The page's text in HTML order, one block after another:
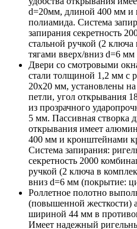
d=20мм, длиной 400 мм и
полиамида. Система
запирания секретность
стальной ручкой (2
тягами вверх/вниз d=6
Двери со смотровыми
стали толщиной 1,2 мм с
20х20 мм, установлены
петли, угол открывания
из прозрачного
5 мм. Пассивная створка
открывания имеет
400 мм и кронштейнами
Система запирания:
секретность 2000
ручкой (2 ключа в
вниз d=6 мм (покрытие:
Роллетное полотно
(повышенной
шириной 44 мм в
Имеет надежный